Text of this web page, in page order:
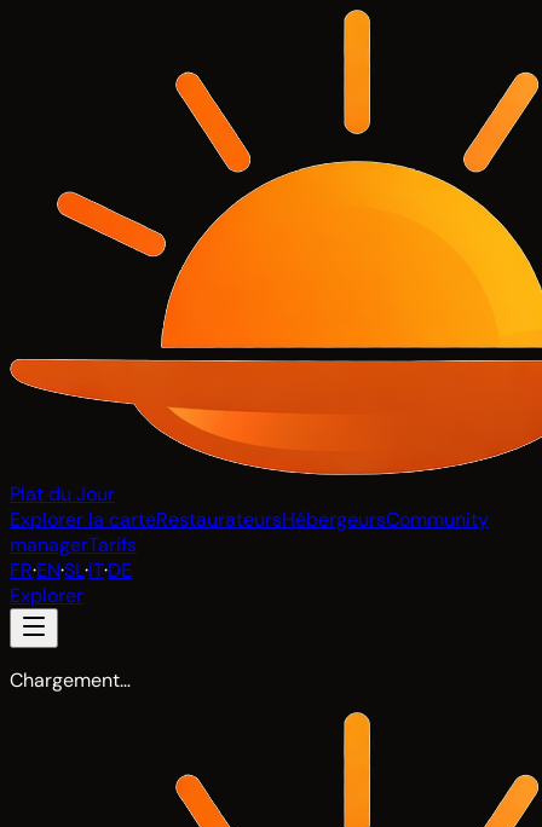
Plat du Jour
Explorer la carteRestaurateursHébergeursCommunity
managerTarifs
FR·EN·SL·IT·DE
Explorer
Chargement…